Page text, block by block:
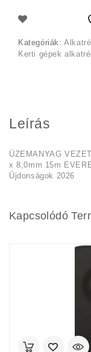
7
Kategóriák:
Kerti gépek
Leírás
ÜZEMANYAG
x 8,0mm 15m
Újdonságok 2026
Kapcsolódó